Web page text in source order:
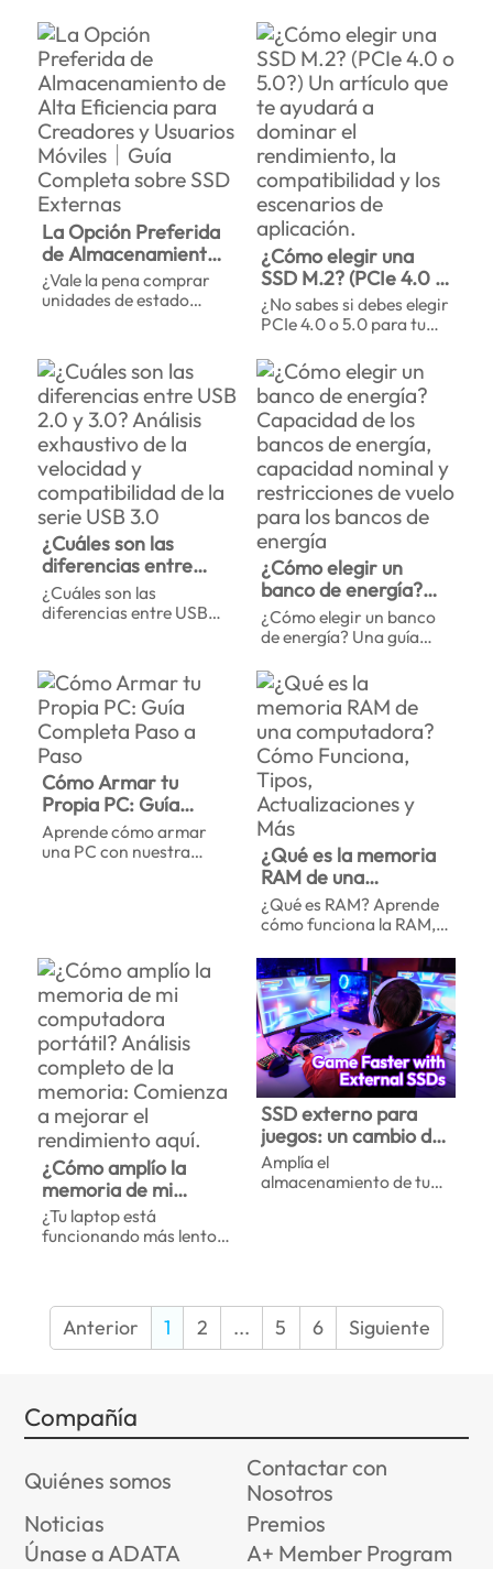
sobre las
especificaciones de
las tarjetas de
memoria y consejos
para su
mantenimiento
vehículos? Este artículo
ofrece una guía
completa sobre las
especificaciones de las
tarjetas de memoria, los
puntos clave a tener en
cuenta a la hora de
comprarlas y consejos
para su cuidado, lo que
te ayudará a seleccionar
una memoria muy
duradera y estable para
que todos los registros
se conserven en buen
estado.
La Opción Preferida
de Almacenamiento
de Alta Eficiencia
para Creadores y
SSD Externas
¿Vale la pena comprar
unidades de estado
explicaremos las
potentes ventajas de los
SSD externos, te
diremos quién debería
invertir en ellos y te
guiaremos en la
selección del más
adecuado para que
puedas tomar una
decisión informada y
sacar el máximo
rendimiento a tu
almacenamiento
portátil.
¿Cómo elegir una
SSD M.2? (PCIe 4.0 o
5.0?) Un artículo que
te ayudará a dominar
compatibilidad y los
escenarios de
aplicación.
¿No sabes si debes elegir
PCIe 4.0 o 5.0 para tu
explica las diferencias en
cuanto a interfaz,
rendimiento y factores
clave de compra, para
ayudarte a elegir el SSD
más rápido que se
adapte a tus juegos, tu
trabajo creativo o tus
necesidades diarias.
¿Cuáles son las
diferencias entre
USB 2.0 y 3.0?
Análisis exhaustivo
serie USB 3.0
¿Cuáles son las
diferencias entre USB
general de la velocidad
de transferencia, la
compatibilidad, los
escenarios de aplicación
y el método de
identificación de USB
3.0, además de un
análisis exhaustivo de
las diferencias entre los
puertos USB.
¿Cómo elegir un
banco de energía?
Capacidad de los
bancos de energía,
restricciones de
vuelo para los bancos
de energía
¿Cómo elegir un banco
de energía? Una guía
diferencias de
capacidad, las
especificaciones de
carga rápida y las
restricciones de vuelo
para ayudarte a elegir el
banco de energía
perfecto para tus viajes
y tu uso diario.
Cómo Armar tu
Propia PC: Guía
Completa Paso a
Paso
Aprende cómo armar
una PC con nuestra
confianza, desde el inicio
hasta el final.
¿Qué es la memoria
RAM de una
computadora? Cómo
Funciona, Tipos,
Más
¿Qué es RAM? Aprende
cómo funciona la RAM,
como SRAM y DRAM, las
diferencias entre RAM,
SSD y HDD, cuánta
memoria necesitas y
todo lo relacionado con
la RAM en esta guía.
¿Cómo amplío la
memoria de mi
computadora
portátil? Análisis
a mejorar el
rendimiento aquí.
¿Tu laptop está
funcionando más lento
memoria hasta obtener
instrucciones paso a
paso para actualizarla,
actualizar, te explicará
las diferencias entre las
compartirá consejos
esenciales para la
instalación. ¡Mejorar el
rendimiento de tu laptop
nunca ha sido tan fácil!
SSD externo para
juegos: un cambio de
juego en velocidad y
rendimiento
Amplía el
almacenamiento de tu
manera eficiente.
Anterior 1 2 ... 5 6 Siguiente
Compañía
Quiénes somos
Contactar con
Nosotros
Noticias
Premios
Únase a ADATA
A+ Member Program